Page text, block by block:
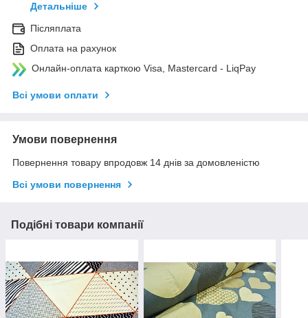
Детальніше
Післяплата
Оплата на рахунок
Онлайн-оплата карткою Visa, Mastercard - LiqPay
Всі умови оплати
Умови повернення
Повернення товару впродовж 14 днів за домовленістю
Всі умови повернення
Подібні товари компанії